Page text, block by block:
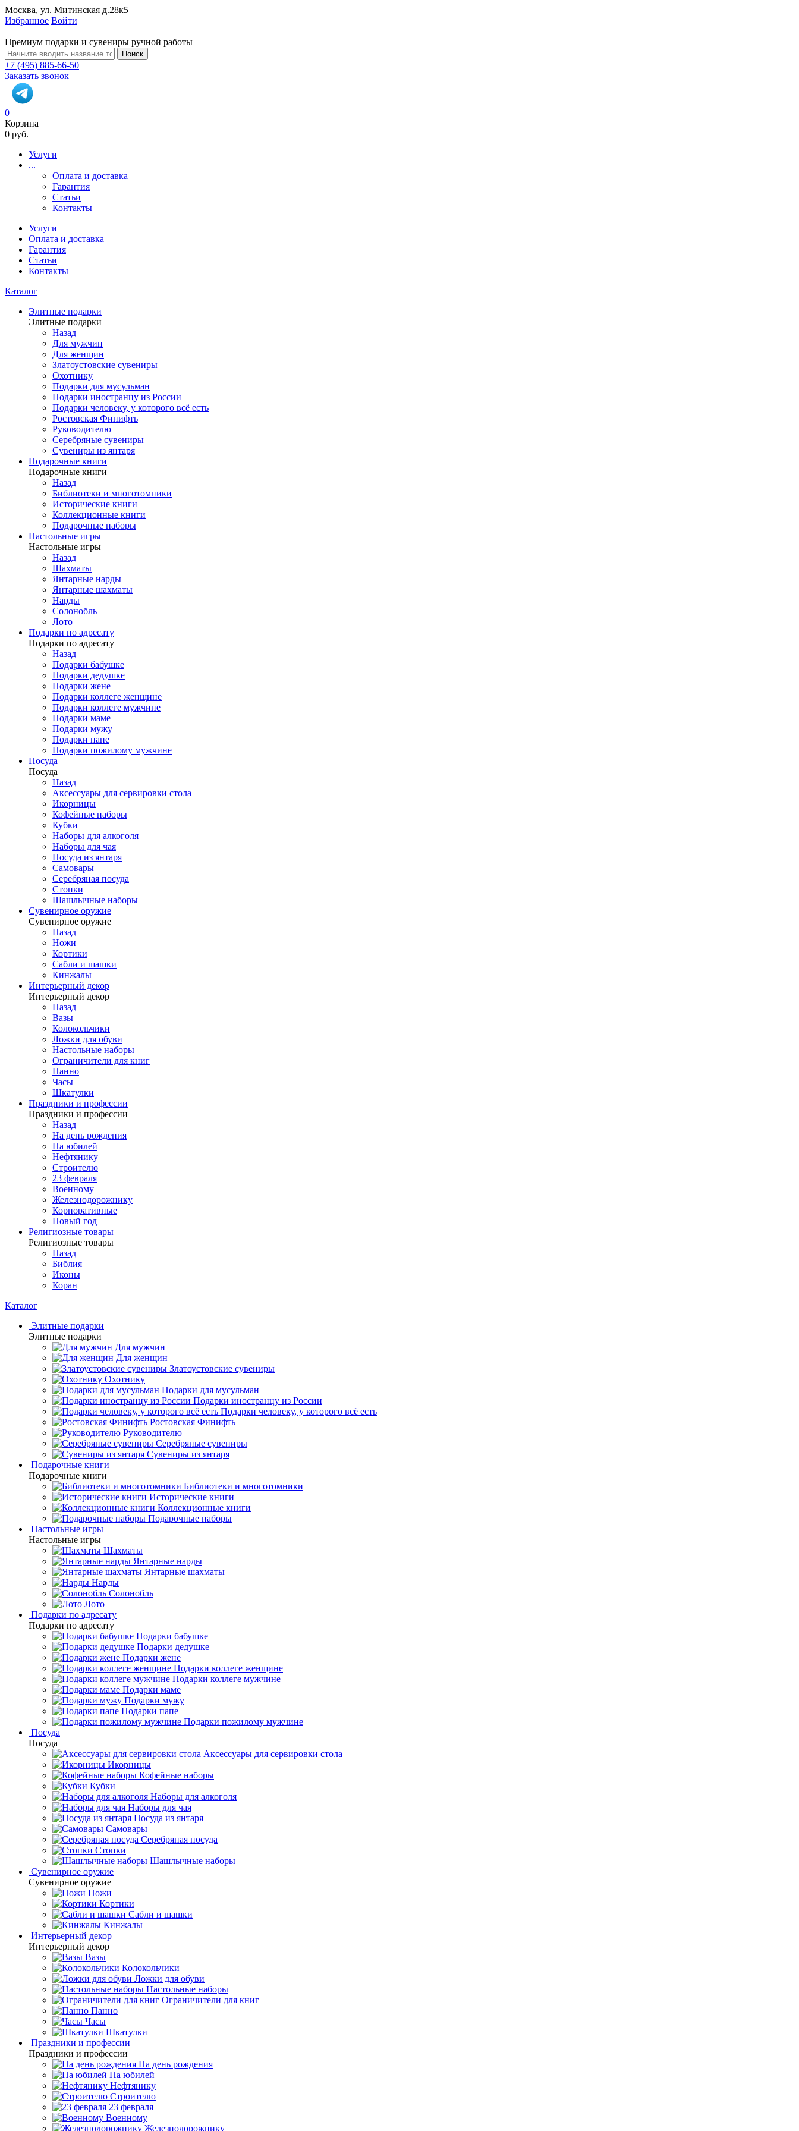
Москва, ул. Митинская д.28к5
Избранное Войти
Премиум подарки и сувениры ручной работы
Поиск
+7 (495) 885-66-50
Заказать звонок
0
Корзина
0 руб.
Услуги
...
Оплата и доставка
Гарантия
Статьи
Контакты
Услуги
Оплата и доставка
Гарантия
Статьи
Контакты
Каталог
Элитные подарки
Элитные подарки
Назад
Для мужчин
Для женщин
Златоустовские сувениры
Охотнику
Подарки для мусульман
Подарки иностранцу из России
Подарки человеку, у которого всё есть
Ростовская Финифть
Руководителю
Серебряные сувениры
Сувениры из янтаря
Подарочные книги
Подарочные книги
Назад
Библиотеки и многотомники
Исторические книги
Коллекционные книги
Подарочные наборы
Настольные игры
Настольные игры
Назад
Шахматы
Янтарные нарды
Янтарные шахматы
Нарды
Солонобль
Лото
Подарки по адресату
Подарки по адресату
Назад
Подарки бабушке
Подарки дедушке
Подарки жене
Подарки коллеге женщине
Подарки коллеге мужчине
Подарки маме
Подарки мужу
Подарки папе
Подарки пожилому мужчине
Посуда
Посуда
Назад
Аксессуары для сервировки стола
Икорницы
Кофейные наборы
Кубки
Наборы для алкоголя
Наборы для чая
Посуда из янтаря
Самовары
Серебряная посуда
Стопки
Шашлычные наборы
Сувенирное оружие
Сувенирное оружие
Назад
Ножи
Кортики
Сабли и шашки
Кинжалы
Интерьерный декор
Интерьерный декор
Назад
Вазы
Колокольчики
Ложки для обуви
Настольные наборы
Ограничители для книг
Панно
Часы
Шкатулки
Праздники и профессии
Праздники и профессии
Назад
На день рождения
На юбилей
Нефтянику
Строителю
23 февраля
Военному
Железнодорожнику
Корпоративные
Новый год
Религиозные товары
Религиозные товары
Назад
Библия
Иконы
Коран
Каталог
Элитные подарки
Элитные подарки
Для мужчин
Для женщин
Златоустовские сувениры
Охотнику
Подарки для мусульман
Подарки иностранцу из России
Подарки человеку, у которого всё есть
Ростовская Финифть
Руководителю
Серебряные сувениры
Сувениры из янтаря
Подарочные книги
Подарочные книги
Библиотеки и многотомники
Исторические книги
Коллекционные книги
Подарочные наборы
Настольные игры
Настольные игры
Шахматы
Янтарные нарды
Янтарные шахматы
Нарды
Солонобль
Лото
Подарки по адресату
Подарки по адресату
Подарки бабушке
Подарки дедушке
Подарки жене
Подарки коллеге женщине
Подарки коллеге мужчине
Подарки маме
Подарки мужу
Подарки папе
Подарки пожилому мужчине
Посуда
Посуда
Аксессуары для сервировки стола
Икорницы
Кофейные наборы
Кубки
Наборы для алкоголя
Наборы для чая
Посуда из янтаря
Самовары
Серебряная посуда
Стопки
Шашлычные наборы
Сувенирное оружие
Сувенирное оружие
Ножи
Кортики
Сабли и шашки
Кинжалы
Интерьерный декор
Интерьерный декор
Вазы
Колокольчики
Ложки для обуви
Настольные наборы
Ограничители для книг
Панно
Часы
Шкатулки
Праздники и профессии
Праздники и профессии
На день рождения
На юбилей
Нефтянику
Строителю
23 февраля
Военному
Железнодорожнику